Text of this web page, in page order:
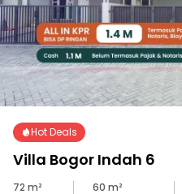
Hot Deals
Villa Bogor Indah 6
72 m²
60 m²